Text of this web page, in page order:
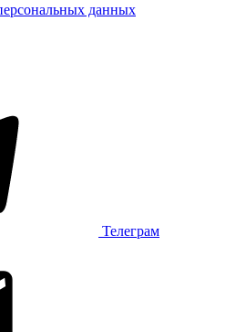
данных
Телеграм